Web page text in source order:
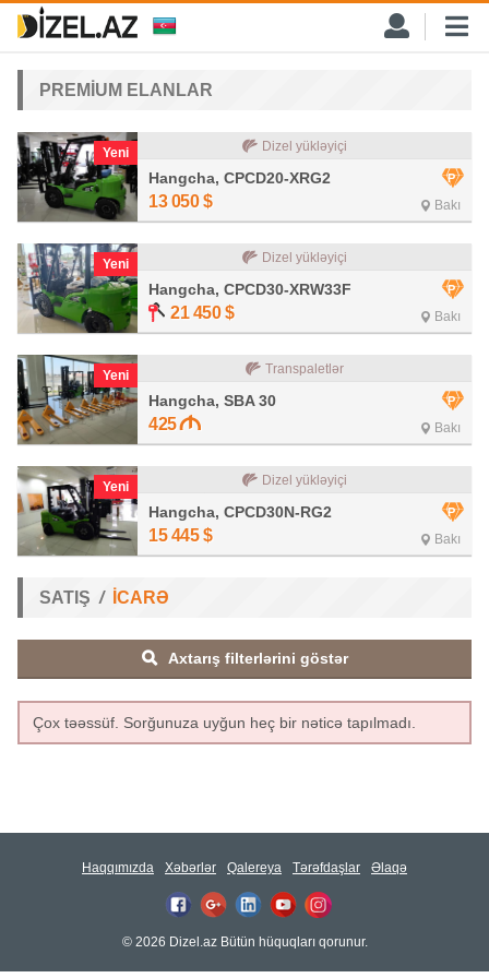
PREMİUM ELANLAR
Yeni Dizel yükləyiçi
Hangcha, CPCD20-XRG2
13 050 $ Bakı
Yeni Dizel yükləyiçi
Hangcha, CPCD30-XRW33F
21 450 $ Bakı
Yeni Transpaletlər
Hangcha, SBA 30
425 Bakı
Yeni Dizel yükləyiçi
Hangcha, CPCD30N-RG2
15 445 $ Bakı
SATIŞ İCARƏ
Axtarış filterlərini göstər
Çox təəssüf. Sorğunuza uyğun heç bir nəticə tapılmadı.
Haqqımızda Xəbərlər Qalereya Tərəfdaşlar Əlaqə
© 2026 Dizel.az Bütün hüquqları qorunur.